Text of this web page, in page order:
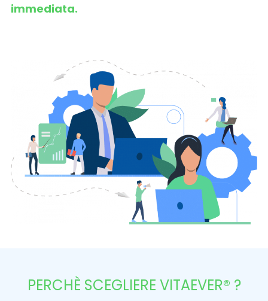
immediata.
PERCHÈ SCEGLIERE VITAEVER® ?